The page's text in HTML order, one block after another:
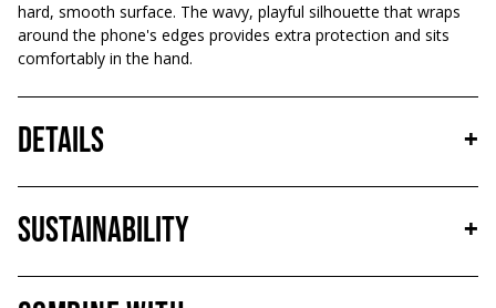
hard, smooth surface. The wavy, playful silhouette that wraps
around the phone's edges provides extra protection and sits
comfortably in the hand.
Details +
Sustainability
+